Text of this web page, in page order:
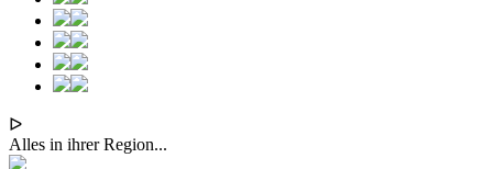
ᐅ
Alles in ihrer Region...